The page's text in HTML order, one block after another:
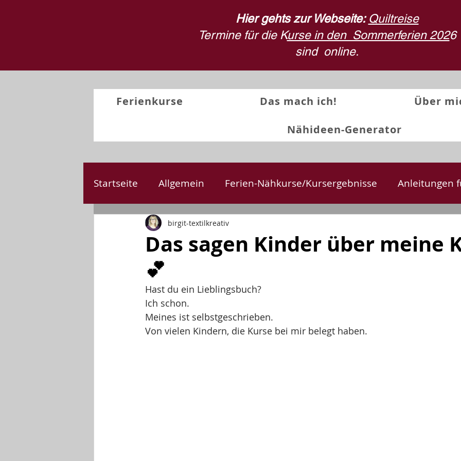
Hier gehts zur Webseite:Quiltreise
Termine für die Kurse in den Sommerferien 2026
sind online.
Ferienkurse Das mach ich! Über
Nähideen-Generator
Startseite Allgemein Ferien-Nähkurse/Kursergebnisse Anleitungen
Kreativprojekte
Das sagen Kinder über meine
💕
birgit-textilkreativ
Hast du ein Lieblingsbuch?
Ich schon.
Meines ist selbstgeschrieben.
Von vielen Kindern, die Kurse bei mir belegt haben.